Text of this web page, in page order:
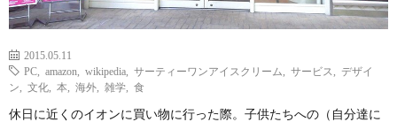
2015.05.11
PC
amazon wikipedia サーティーワンアイスクリーム サービス
デザイ
ン
文化 本 海外 雑学 食
休日に近くのイオンに買い物に行った際。子供たちへの（自分達に